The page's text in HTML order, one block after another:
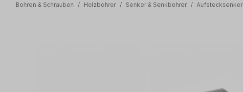
Bohren & Schrauben / Holzbohrer / Senker & Senkbohrer / Aufstecksenker